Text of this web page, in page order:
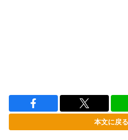
本文に戻る